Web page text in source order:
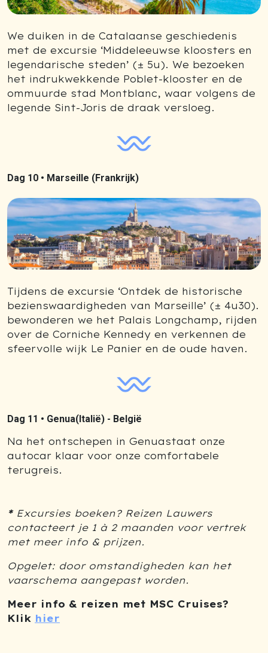
We duiken in de Catalaanse geschiedenis
met de excursie ‘Middeleeuwse kloosters en
legendarische steden’ (± 5u). We bezoeken
het indrukwekkende Poblet-klooster en de
ommuurde stad Montblanc, waar volgens de
legende Sint-Joris de draak versloeg.
Dag 10 • Marseille (Frankrijk)
Tijdens de excursie ‘Ontdek de historische
bezienswaardigheden van Marseille’ (± 4u30).
bewonderen we het Palais Longchamp, rijden
over de Corniche Kennedy en verkennen de
sfeervolle wijk Le Panier en de oude haven.
Dag 11 • Genua(Italië) - België
Na het ontschepen in Genuastaat onze
autocar klaar voor onze comfortabele
terugreis.
* Excursies boeken? Reizen Lauwers
contacteert je 1 à 2 maanden voor vertrek
met meer info & prijzen.
Opgelet: door omstandigheden kan het
vaarschema aangepast worden.
Meer info & reizen met MSC Cruises?
Klik hier